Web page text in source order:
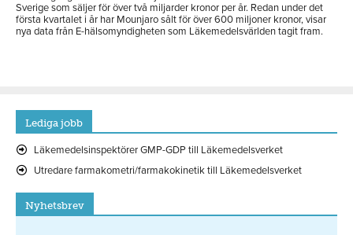
Sverige som säljer för över två miljarder kronor per år. Redan under det
första kvartalet i år har Mounjaro sålt för över 600 miljoner kronor, visar
nya data från E-hälsomyndigheten som Läkemedelsvärlden tagit fram.
Lediga jobb
Läkemedelsinspektörer GMP-GDP till Läkemedelsverket
Utredare farmakometri/farmakokinetik till Läkemedelsverket
Nyhetsbrev